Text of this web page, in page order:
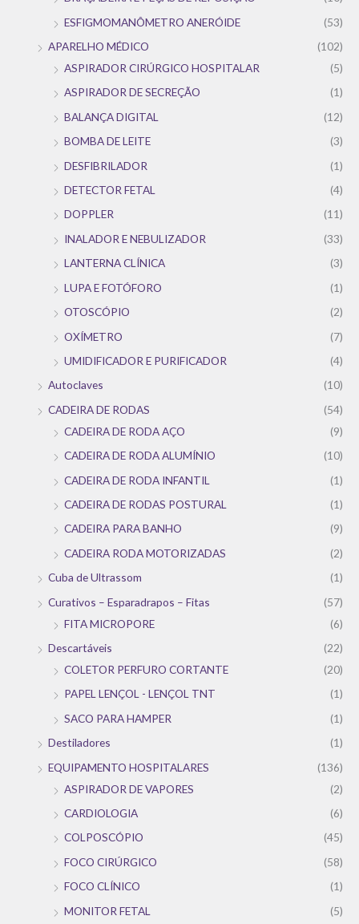
ESFIGMOMANÔMETRO ANERÓIDE
(53)
APARELHO MÉDICO
(102)
ASPIRADOR CIRÚRGICO HOSPITALAR
(5)
ASPIRADOR DE SECREÇÃO
(1)
BALANÇA DIGITAL
(12)
BOMBA DE LEITE
(3)
DESFIBRILADOR
(1)
DETECTOR FETAL
(4)
DOPPLER
(11)
INALADOR E NEBULIZADOR
(33)
LANTERNA CLÍNICA
(3)
LUPA E FOTÓFORO
(1)
OTOSCÓPIO
(2)
OXÍMETRO
(7)
UMIDIFICADOR E PURIFICADOR
(4)
Autoclaves
(10)
CADEIRA DE RODAS
(54)
CADEIRA DE RODA AÇO
(9)
CADEIRA DE RODA ALUMÍNIO
(10)
CADEIRA DE RODA INFANTIL
(1)
CADEIRA DE RODAS POSTURAL
(1)
CADEIRA PARA BANHO
(9)
CADEIRA RODA MOTORIZADAS
(2)
Cuba de Ultrassom
(1)
Curativos – Esparadrapos – Fitas
(57)
FITA MICROPORE
(6)
Descartáveis
(22)
COLETOR PERFURO CORTANTE
(20)
PAPEL LENÇOL - LENÇOL TNT
(1)
SACO PARA HAMPER
(1)
Destiladores
(1)
EQUIPAMENTO HOSPITALARES
(136)
ASPIRADOR DE VAPORES
(2)
CARDIOLOGIA
(6)
COLPOSCÓPIO
(45)
FOCO CIRÚRGICO
(58)
FOCO CLÍNICO
(1)
MONITOR FETAL
(5)